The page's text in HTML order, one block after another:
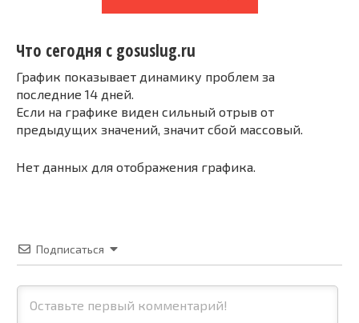
Что сегодня с gosuslug.ru
График показывает динамику проблем за
последние 14 дней.
Если на графике виден сильный отрыв от
предыдущих значений, значит сбой массовый.
Нет данных для отображения графика.
Подписаться